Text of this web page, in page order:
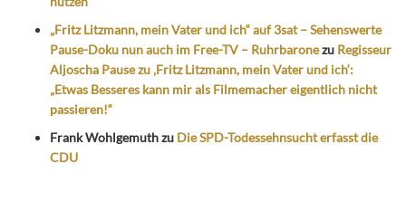
„Fritz Litzmann, mein Vater und ich“ auf 3sat – Sehenswerte
Pause-Doku nun auch im Free-TV – Ruhrbaronezu Regisseur
Aljoscha Pause zu ‚Fritz Litzmann, mein Vater und ich‘:
„Etwas Besseres kann mir als Filmemacher eigentlich nicht
passieren!“
Frank Wohlgemuthzu Die SPD-Todessehnsucht erfasst die
CDU